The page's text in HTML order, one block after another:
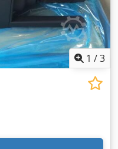
1 /3